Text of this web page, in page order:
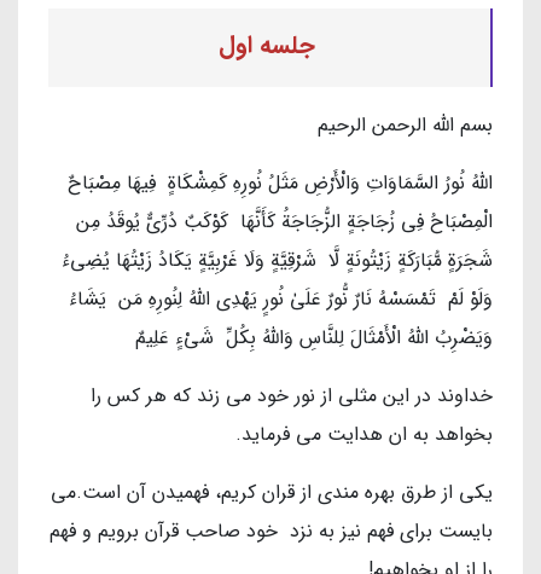
جلسه اول
بسم الله الرحمن الرحيم
اللَّهُ نُورُ السَّمَاوَاتِ وَالْأَرْضِ مَثَلُ نُورِهِ كَمِشْكَاةٍ فِيهَا مِصْبَاحٌ
الْمِصْبَاحُ فِي زُجَاجَةٍ الزُّجَاجَةُ كَأَنَّهَا كَوْكَبٌ دُرِّيٌّ يُوقَدُ مِن
شَجَرَةٍ مُّبَارَكَةٍ زَيْتُونَةٍ لَّا شَرْقِيَّةٍ وَلَا غَرْبِيَّةٍ يَكَادُ زَيْتُهَا يُضِيءُ
وَلَوْ لَمْ تَمْسَسْهُ نَارٌ نُّورٌ عَلَىٰ نُورٍ يَهْدِي اللَّهُ لِنُورِهِ مَن يَشَاءُ
وَيَضْرِبُ اللَّهُ الْأَمْثَالَ لِلنَّاسِ وَاللَّهُ بِكُلِّ شَيْءٍ عَلِيمٌ
خداوند در اين مثلي از نور خود مي زند كه هر كس را
بخواهد به ان هدايت مي فرمايد.
يكي از طرق بهره مندي از قران كريم، فهميدن آن است.مى
بايست براى فهم نيز به نزد خود صاحب قرآن برويم و فهم